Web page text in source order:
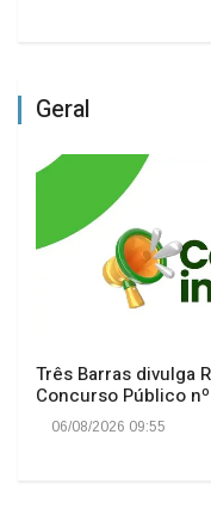
Geral
Três Barras divulga
Concurso Público
06/08/2026 09:55